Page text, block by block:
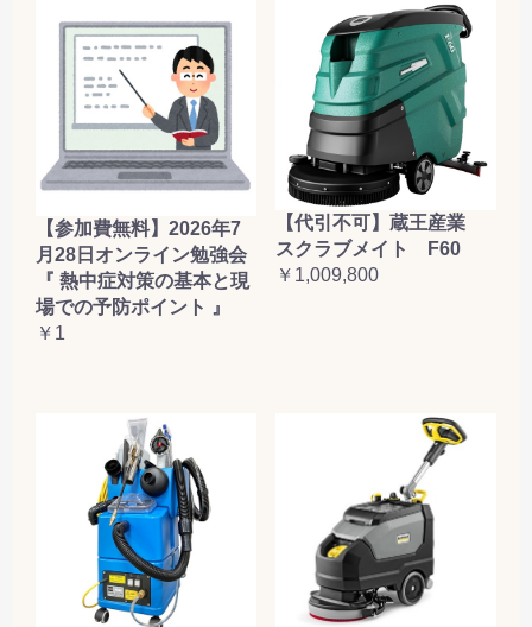
【参加費無料】2026年7
月28日オンライン勉強会
『 熱中症対策の基本と現
場での予防ポイント 』
￥1
【代引不可】蔵王産業
スクラブメイト F60
￥1,009,800